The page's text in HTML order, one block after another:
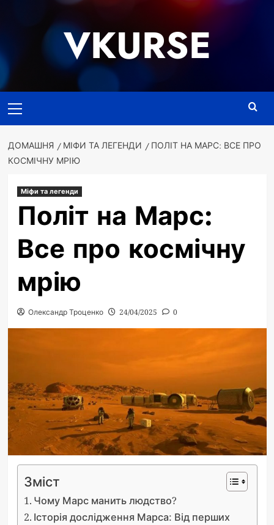
VKURSE
меню
ДОМАШНЯ МІФИ ТА ЛЕГЕНДИ
ПОЛІТ НА МАРС: ВСЕ ПРО
КОСМІЧНУ МРІЮ
Міфи та легенди
Політ на Марс:
Все про космічну
мрію
Олександр Троценко 24/04/2025 0
Зміст
Чому Марс манить людство?
Історія дослідження Марса: Від перших